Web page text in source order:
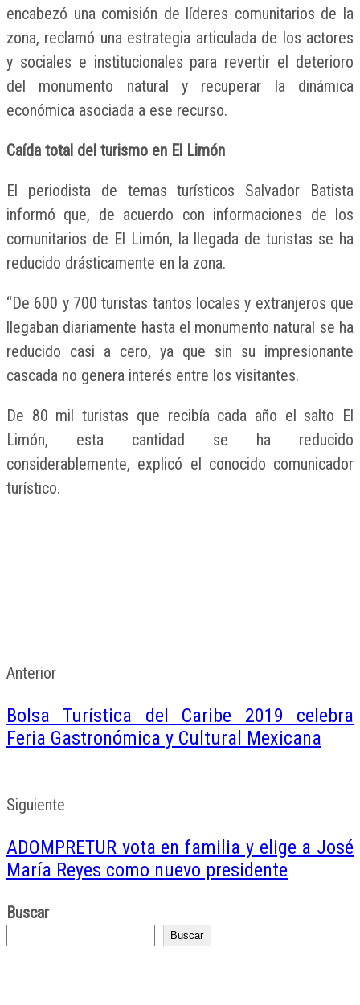
encabezó una comisión de líderes comunitarios de la
zona, reclamó una estrategia articulada de los actores
y sociales e institucionales para revertir el deterioro
del monumento natural y recuperar la dinámica
económica asociada a ese recurso.
Caída total del turismo en El Limón
El periodista de temas turísticos Salvador Batista
informó que, de acuerdo con informaciones de los
comunitarios de El Limón, la llegada de turistas se ha
reducido drásticamente en la zona.
“De 600 y 700 turistas tantos locales y extranjeros que
llegaban diariamente hasta el monumento natural se ha
reducido casi a cero, ya que sin su impresionante
cascada no genera interés entre los visitantes.
De 80 mil turistas que recibía cada año el salto El
Limón, esta cantidad se ha reducido
considerablemente, explicó el conocido comunicador
turístico.
Anterior
Bolsa Turística del Caribe 2019 celebra
Feria Gastronómica y Cultural Mexicana
Siguiente
ADOMPRETUR vota en familia y elige a José
María Reyes como nuevo presidente
Buscar
Buscar